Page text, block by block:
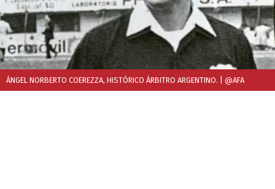
ÁNGEL NORBERTO COEREZZA, HISTÓRICO ÁRBITRO ARGENTINO. | @AFA